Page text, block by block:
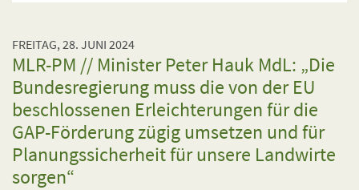
FREITAG, 28. JUNI 2024
MLR-PM // Minister Peter Hauk MdL: „Die
Bundesregierung muss die von der EU
beschlossenen Erleichterungen für die
GAP-Förderung zügig umsetzen und für
Planungssicherheit für unsere Landwirte
sorgen“